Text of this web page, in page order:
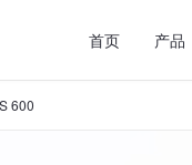
首页 产品
600